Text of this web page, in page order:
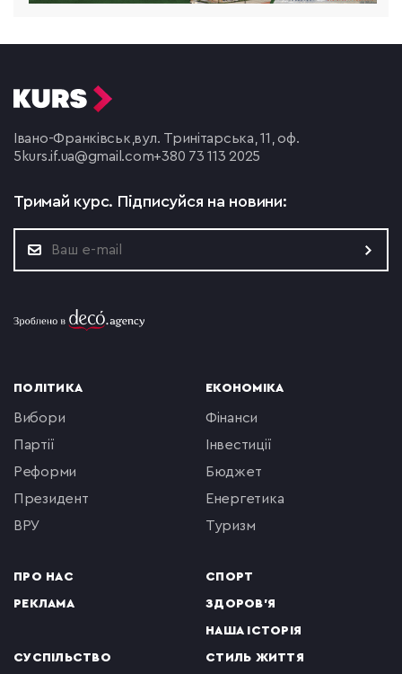
Івано-Франківськ,вул. Тринітарська, 11, оф.
5 kurs.if.ua@gmail.com+380 73 113 2025
Тримай курс. Підписуйся на новини:
ПОЛІТИКА
вибори
партії
реформи
президент
ВРУ
ПРО НАС
РЕКЛАМА
ЕКОНОМІКА
фінанси
інвестиції
бюджет
енергетика
туризм
СПОРТ
ЗДОРОВ'Я
НАША ІСТОРІЯ
СУСПІЛЬСТВО СТИЛЬ ЖИТТЯ